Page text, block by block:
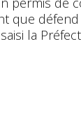
que défend
la